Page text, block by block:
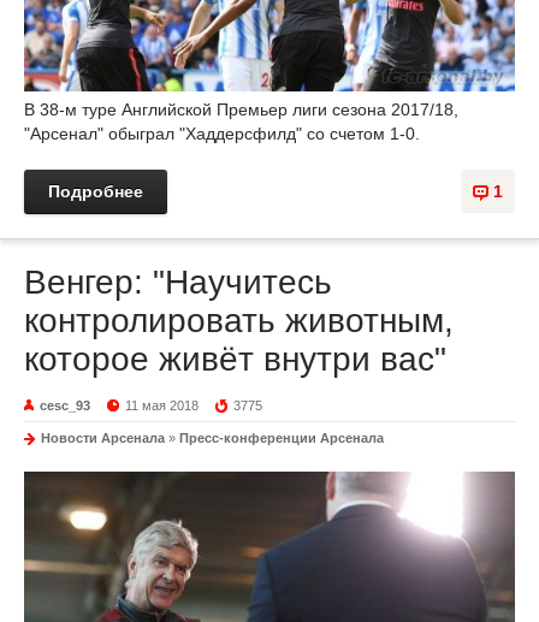
В 38-м туре Английской Премьер лиги сезона 2017/18,
"Арсенал" обыграл "Хаддерсфилд" со счетом 1-0.
1
Подробнее
Венгер: "Научитесь
контролировать животным,
которое живёт внутри вас"
cesc_93 11 мая 2018 3775
Новости Арсенала » Пресс-конференции Арсенала